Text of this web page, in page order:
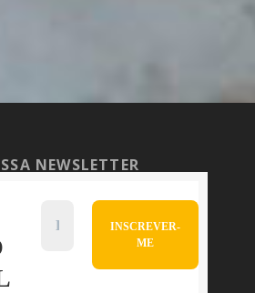
NEWSLETTER